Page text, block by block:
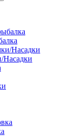
Насадки